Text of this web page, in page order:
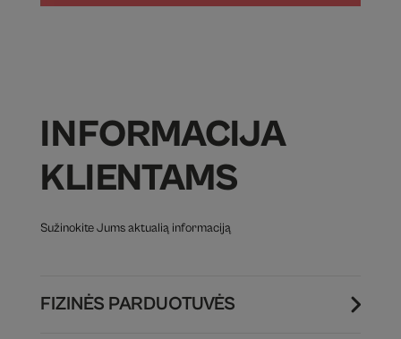
INFORMACIJA
KLIENTAMS
Sužinokite Jums aktualią informaciją
FIZINĖS PARDUOTUVĖS